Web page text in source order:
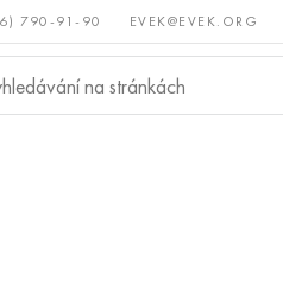
790-91-90 EVEK@EVEK.ORG
Legovaná